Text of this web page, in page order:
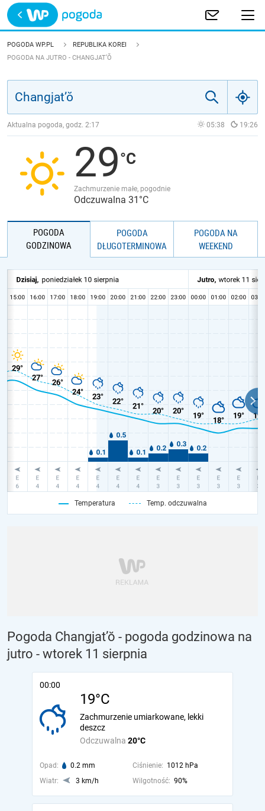
Trwa ładowanie
POLSKA
JAKOŚĆ POWIETRZA
POGODA WP.PL
REPUBLIKA KOREI
POGODA NA JUTRO - CHANGJAT’Ŏ
Aktualna pogoda, godz. 2:17 05:38 19:26
29
Zachmurzenie małe, pogodnie
Odczuwalna 31°C
POGODA
GODZINOWA
POGODA
DŁUGOTERMINOWA
POGODA NA
WEEKEND
Temperatura Temp. odczuwalna
Pogoda Changjat’ŏ - pogoda godzinowa na
jutro - wtorek 11 sierpnia
00:00
19°C
Odczuwalna 20°C
Zachmurzenie umiarkowane, lekki
deszcz
Opad: 0.2 mm Ciśnienie: 1012 hPa
Wiatr:
3 km/h Wilgotność: 90%